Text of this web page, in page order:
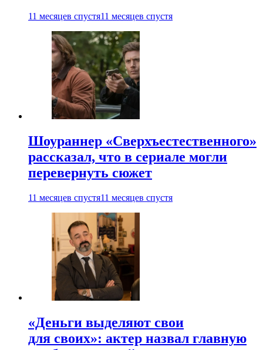
11 месяцев спустя11 месяцев спустя
Шоураннер «Сверхъестественного»
рассказал, что в сериале могли
перевернуть сюжет
11 месяцев спустя11 месяцев спустя
«Деньги выделяют свои
для своих»: актер назвал главную